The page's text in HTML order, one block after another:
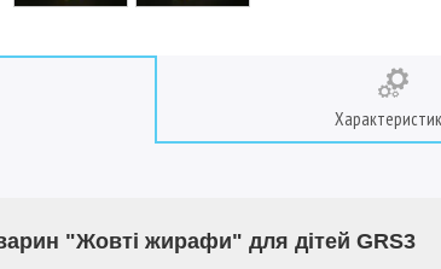
"Жовті жирафи" для дітей GRS3